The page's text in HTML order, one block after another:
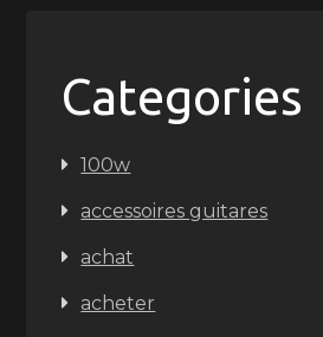
Categories
100w
accessoires guitares
achat
acheter